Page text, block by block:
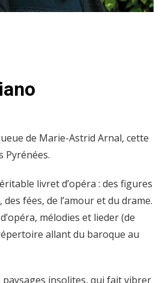
de Marie-Astrid Arnal, cette
Pyrénées.
livret d’opéra : des figures
fées, de l’amour et du drame.
mélodies et lieder (de
allant du baroque au
insolites, qui fait vibrer